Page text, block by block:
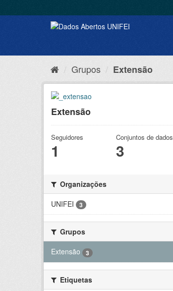
Grupos Extensão
Extensão
Seguidores
1
Conjuntos de dados
3
Organizações
UNIFEI
3
Grupos
Extensão
3
Etiquetas